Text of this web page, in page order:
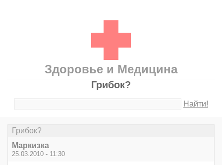
Здоровье и Медицина
Грибок?
Найти!
Грибок?
Маркизка
25.03.2010 - 11:30